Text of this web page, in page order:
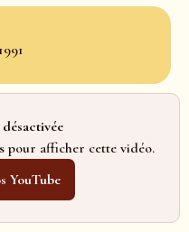
pour afficher cette vidéo.
YouTube